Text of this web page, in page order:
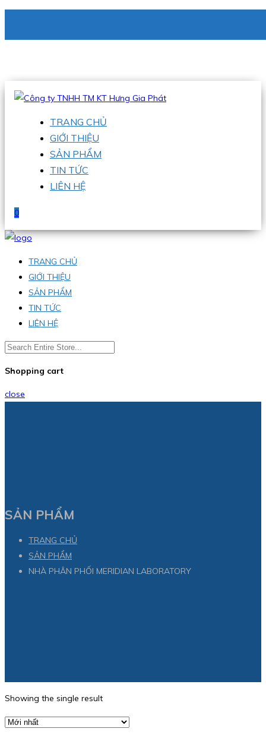
Hotline:0938 336 079
TRANG CHỦ
GIỚI THIỆU
SẢN PHẨM
TIN TỨC
LIÊN HỆ
0
TRANG CHỦ
GIỚI THIỆU
SẢN PHẨM
TIN TỨC
LIÊN HỆ
Shopping cart
close
SẢN PHẨM
TRANG CHỦ
SẢN PHẨM
NHÀ PHÂN PHỐI MERIDIAN LABORATORY
Showing the single result